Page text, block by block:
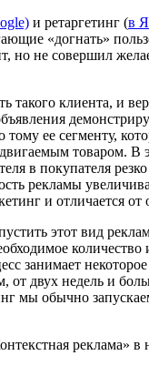
и ретаргетинг (в
«догнать»
но не совершил
такого клиента, и
тому ее сегменту,
товаром. В
в покупателя резко
рекламы
и отличается
этот вид
занимает
от двух недель и
мы обычно
реклама»